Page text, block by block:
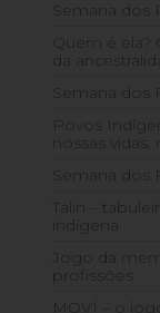
Semana
Quem é ela?
da
Semana
Povos
nossas vidas,
Semana dos
Talin –
indígena
Jogo da
profissões
MOVÍ – o